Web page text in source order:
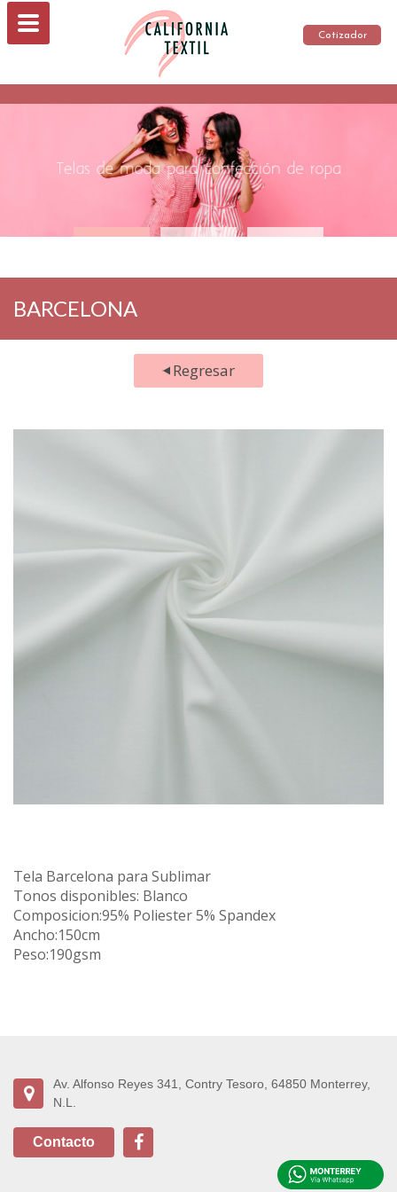
Cotizador
BARCELONA
Regresar
Tela Barcelona para Sublimar
Tonos disponibles: Blanco
Composicion:95% Poliester 5% Spandex
Ancho:150cm
Peso:190gsm
Av. Alfonso Reyes 341, Contry Tesoro, 64850 Monterrey,
N.L.
Contacto